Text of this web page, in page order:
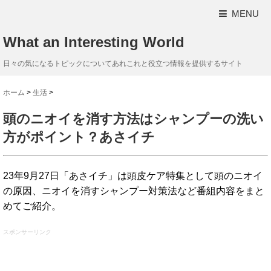
MENU
What an Interesting World
日々の気になるトピックについてあれこれと役立つ情報を提供するサイト
ホーム > 生活 >
頭のニオイを消す方法はシャンプーの洗い
方がポイント？あさイチ
23年9月27日「あさイチ」は頭皮ケア特集として頭のニオイ
の原因、ニオイを消すシャンプー対策法など番組内容をまと
めてご紹介。
スポンサーリンク